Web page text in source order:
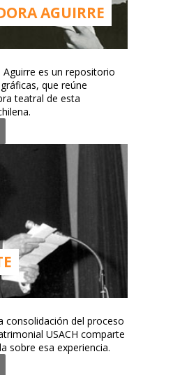
AGUIRRE
es un repositorio
que reúne
teatral de esta
consolidación del proceso
USACH comparte
sobre esa experiencia.